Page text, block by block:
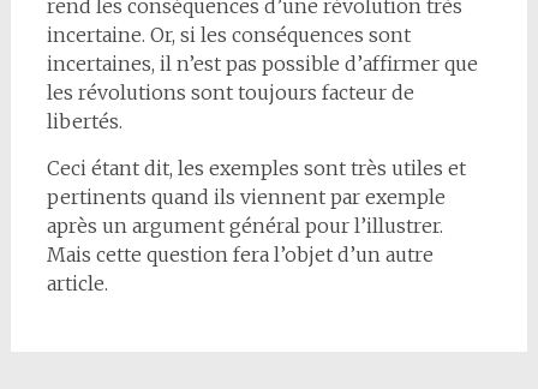
rend les conséquences d’une révolution très
incertaine. Or, si les conséquences sont
incertaines, il n’est pas possible d’affirmer que
les révolutions sont toujours facteur de
libertés.
Ceci étant dit, les exemples sont très utiles et
pertinents quand ils viennent par exemple
après un argument général pour l’illustrer.
Mais cette question fera l’objet d’un autre
article.